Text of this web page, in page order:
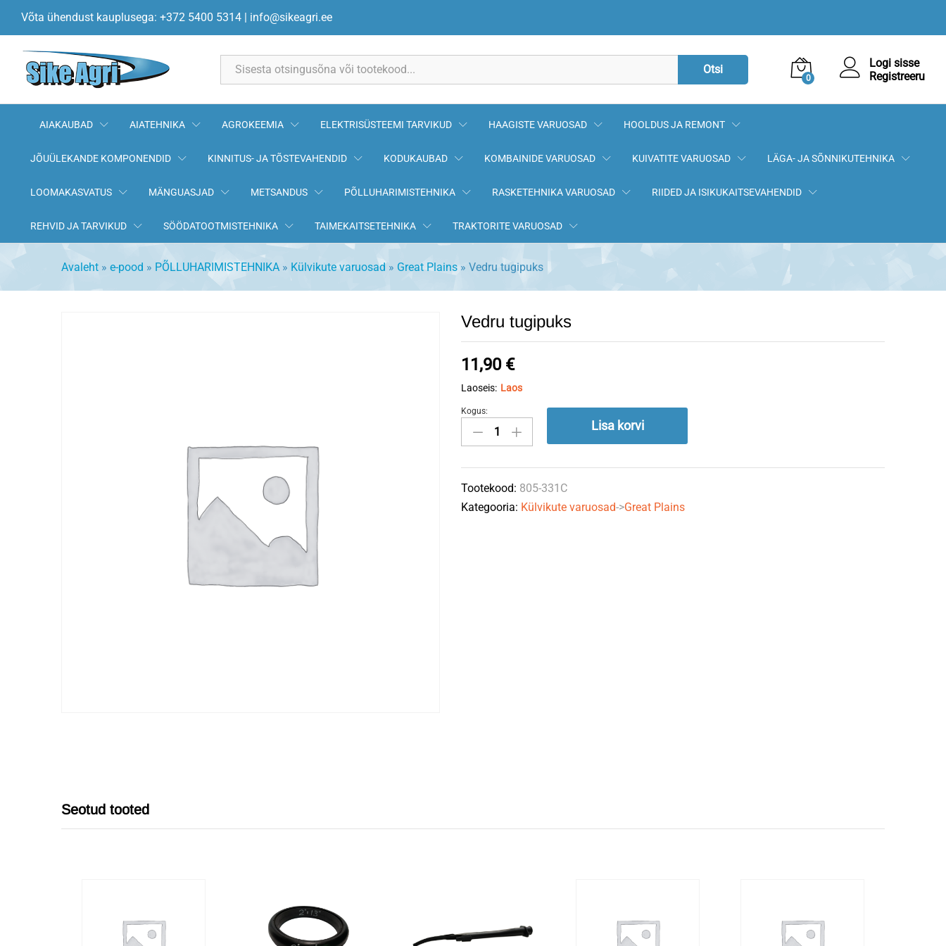
Võta ühendust kauplusega: +372 5400 5314 | info@sikeagri.ee
Otsi
0
Logi sisse
Registreeru
AIAKAUBAD AIATEHNIKA AGROKEEMIA ELEKTRISÜSTEEMI TARVIKUD HAAGISTE VARUOSAD HOOLDUS JA REMONT
JÕUÜLEKANDE KOMPONENDID KINNITUS- JA TÕSTEVAHENDID KODUKAUBAD KOMBAINIDE VARUOSAD KUIVATITE VARUOSAD LÄGA- JA SÕNNIKUTEHNIKA
LOOMAKASVATUS MÄNGUASJAD METSANDUS PÕLLUHARIMISTEHNIKA RASKETEHNIKA VARUOSAD RIIDED JA ISIKUKAITSEVAHENDID
REHVID JA TARVIKUD SÖÖDATOOTMISTEHNIKA TAIMEKAITSETEHNIKA TRAKTORITE VARUOSAD
Avaleht » e-pood » PÕLLUHARIMISTEHNIKA » Külvikute varuosad» Great Plains » Vedru tugipuks
Vedru tugipuks
11,90 €
Laoseis: Laos
Vedru
tugipuks
Kogus:
Lisa korvi
Tootekood: 805-331C
Kategooria: Külvikute varuosad->Great Plains
Seotud tooted
Vedru tugipuks